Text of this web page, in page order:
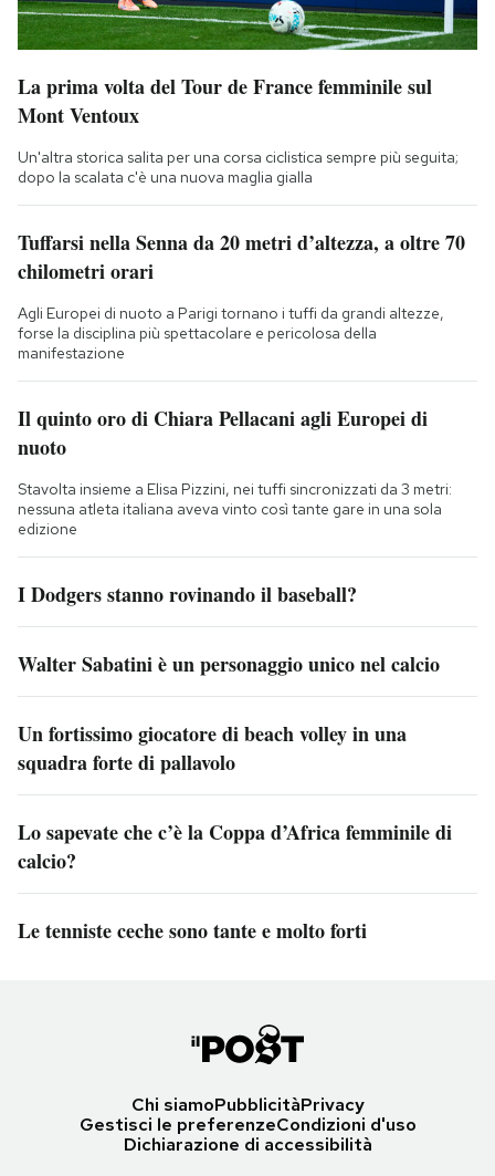
La prima volta del Tour de France femminile sul
Mont Ventoux
Un'altra storica salita per una corsa ciclistica sempre più seguita;
dopo la scalata c'è una nuova maglia gialla
Tuffarsi nella Senna da 20 metri d’altezza, a oltre 70
chilometri orari
Agli Europei di nuoto a Parigi tornano i tuffi da grandi altezze,
forse la disciplina più spettacolare e pericolosa della
manifestazione
Il quinto oro di Chiara Pellacani agli Europei di
nuoto
Stavolta insieme a Elisa Pizzini, nei tuffi sincronizzati da 3 metri:
nessuna atleta italiana aveva vinto così tante gare in una sola
edizione
I Dodgers stanno rovinando il baseball?
Walter Sabatini è un personaggio unico nel calcio
Un fortissimo giocatore di beach volley in una
squadra forte di pallavolo
Lo sapevate che c’è la Coppa d’Africa femminile di
calcio?
Le tenniste ceche sono tante e molto forti
Chi siamoPubblicitàPrivacy
Gestisci le preferenzeCondizioni d'uso
Dichiarazione di accessibilità